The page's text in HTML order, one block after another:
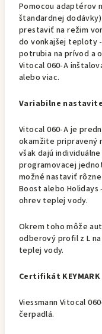
Pomocou adaptérov
štandardnej
prestaviť na režim
do vonkajšej teploty
potrubia na prívod a
Vitocal 060-A
alebo viac.
Variabilne
Vitocal 060-A je
okamžite pripravený
však dajú
programovacej
možné nastaviť
Boost alebo
ohrev teplej vody.
Okrem toho môže
odberový profil z L
teplej vody.
Certifikát KEYMARK
Viessmann Vitocal
čerpadlá.